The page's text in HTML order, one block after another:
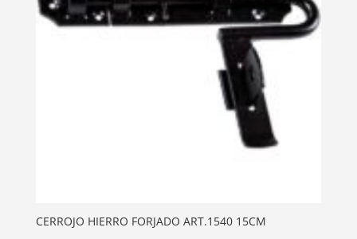
CERROJO HIERRO FORJADO ART.1540 15CM